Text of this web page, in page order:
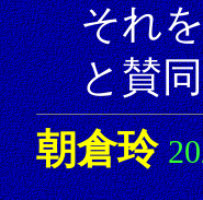
それ
と賛
朝倉玲